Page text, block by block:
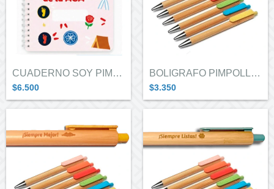
CUADERNO SOY PIMPOLLITO
$6.500
BOLIGRAFO PIMPOLLITOS
$3.350